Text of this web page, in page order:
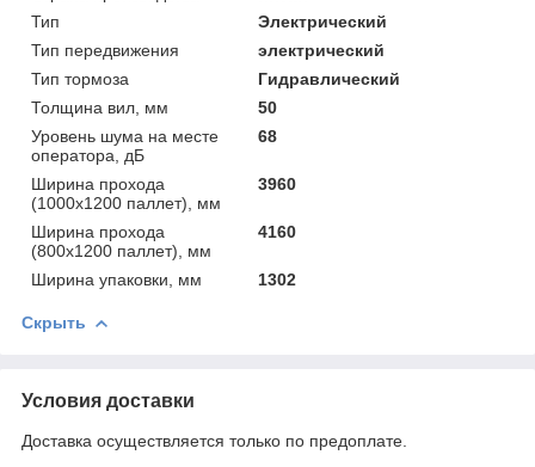
Тип
Электрический
Тип передвижения
электрический
Тип тормоза
Гидравлический
Толщина вил, мм
50
Уровень шума на месте
оператора, дБ
68
Ширина прохода
(1000х1200 паллет), мм
3960
Ширина прохода
(800х1200 паллет), мм
4160
Ширина упаковки, мм 1302
Скрыть
Условия доставки
Доставка осуществляется только по предоплате.